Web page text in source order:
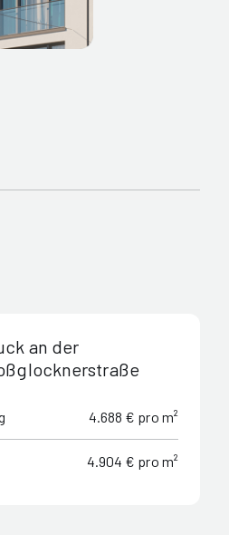
an der
4.688 € pro m²
4.904 € pro m²